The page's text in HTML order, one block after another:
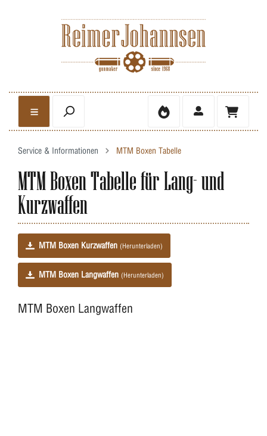
Service & Informationen MTM Boxen Tabelle
MTM Boxen Tabelle für Lang- und
Kurzwaffen
MTM Boxen Kurzwaffen (Herunterladen)
MTM Boxen Langwaffen (Herunterladen)
MTM Boxen Langwaffen